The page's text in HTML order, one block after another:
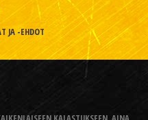
JA -EHDOT